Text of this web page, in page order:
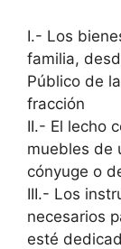
I.- Los
familia,
Público de
fracción
II.- El lecho
muebles de
cónyuge o
III.- Los
necesarios
esté